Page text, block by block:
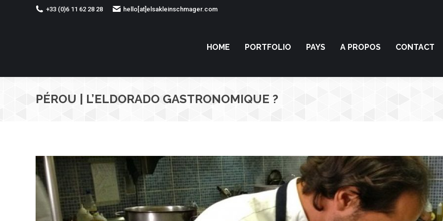
+33 (0)6 11 62 28 28 hello[at]elsakleinschmager.com
HOME PORTFOLIO PAYS A PROPOS CONTACT
PÉROU | L’ELDORADO GASTRONOMIQUE ?